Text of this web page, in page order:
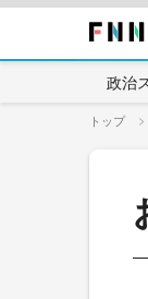
政治
トップ